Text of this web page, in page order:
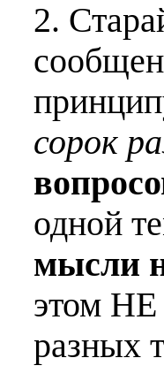
2.
сорок
одной
мысли
этом
разных